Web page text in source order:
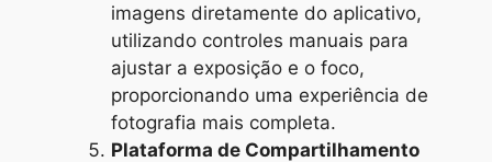
imagens diretamente do aplicativo,
utilizando controles manuais para
ajustar a exposição e o foco,
proporcionando uma experiência de
fotografia mais completa.
Plataforma de Compartilhamento